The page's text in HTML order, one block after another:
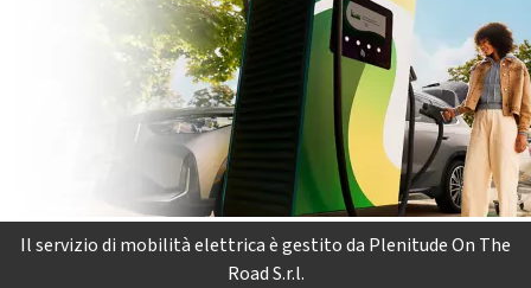
Il servizio di mobilità elettrica è gestito da Plenitude On The
Road S.r.l.